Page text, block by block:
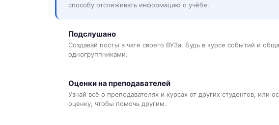
способу отслеживать информацию о учёбе.
Подслушано
Создавай посты в чате своего ВУЗа. Будь в курсе событий и
одногруппниками.
Оценки на преподавателей
Узнай всё о преподавателях и курсах от других студентов, или
оценку, чтобы помочь другим.